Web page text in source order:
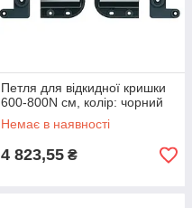
Петля для відкидної кришки
600-800N см, колір: чорний
Немає в наявності
4 823,55 ₴